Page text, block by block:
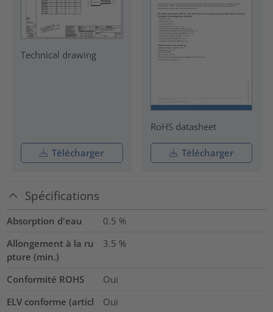
Technical drawing
Télécharger
RoHS datasheet
Télécharger
Spécifications
Absorption d'eau 0.5 %
Allongement à la ru
pture (min.)
3.5 %
Conformité ROHS
Oui
ELV conforme (articl
Oui